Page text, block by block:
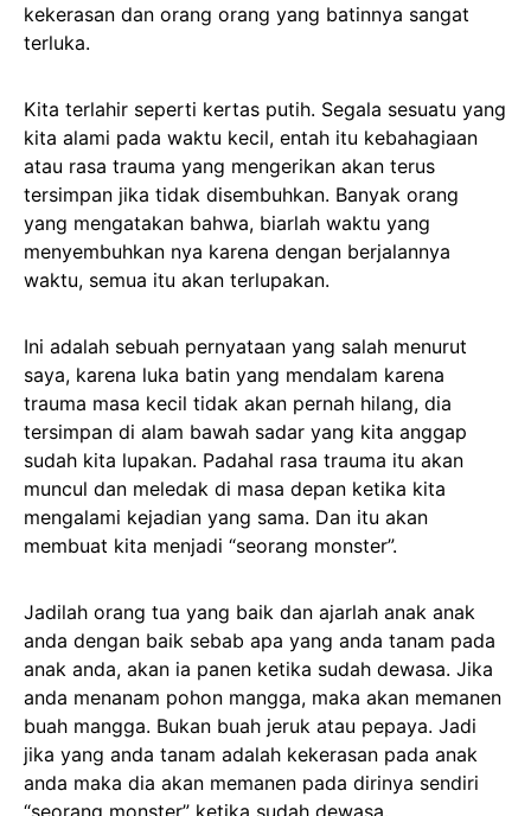
kekerasan dan orang orang yang batinnya sangat
terluka.
Kita terlahir seperti kertas putih. Segala sesuatu yang
kita alami pada waktu kecil, entah itu kebahagiaan
atau rasa trauma yang mengerikan akan terus
tersimpan jika tidak disembuhkan. Banyak orang
yang mengatakan bahwa, biarlah waktu yang
menyembuhkan nya karena dengan berjalannya
waktu, semua itu akan terlupakan.
Ini adalah sebuah pernyataan yang salah menurut
saya, karena luka batin yang mendalam karena
trauma masa kecil tidak akan pernah hilang, dia
tersimpan di alam bawah sadar yang kita anggap
sudah kita lupakan. Padahal rasa trauma itu akan
muncul dan meledak di masa depan ketika kita
mengalami kejadian yang sama. Dan itu akan
membuat kita menjadi “seorang monster”.
Jadilah orang tua yang baik dan ajarlah anak anak
anda dengan baik sebab apa yang anda tanam pada
anak anda, akan ia panen ketika sudah dewasa. Jika
anda menanam pohon mangga, maka akan memanen
buah mangga. Bukan buah jeruk atau pepaya. Jadi
jika yang anda tanam adalah kekerasan pada anak
anda maka dia akan memanen pada dirinya sendiri
“seorang monster” ketika sudah dewasa.